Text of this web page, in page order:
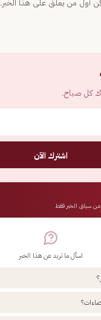
أول من يعلّق على هذا الخبر.
كل صباح.
اشترك الآن
سياق الخبر فقط
اسأل ما تريد عن هذا الخبر